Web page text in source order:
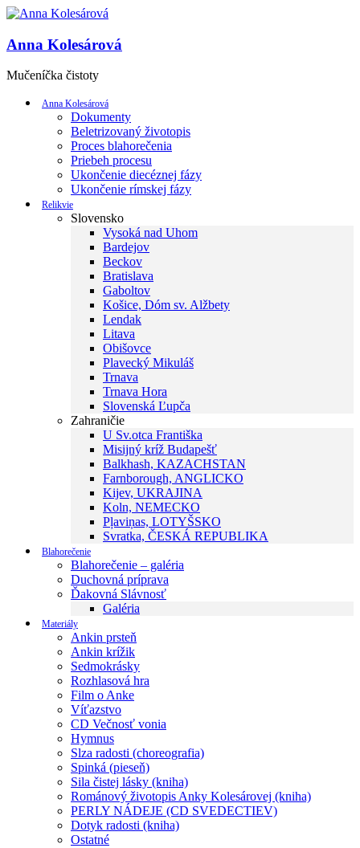
Anna Kolesárová
Mučeníčka čistoty
Anna Kolesárová
Dokumenty
Beletrizovaný životopis
Proces blahorečenia
Priebeh procesu
Ukončenie diecéznej fázy
Ukončenie rímskej fázy
Relikvie
Slovensko
Vysoká nad Uhom
Bardejov
Beckov
Bratislava
Gaboltov
Košice, Dóm sv. Alžbety
Lendak
Litava
Obišovce
Plavecký Mikuláš
Trnava
Trnava Hora
Slovenská Ľupča
Zahraničie
U Sv.otca Františka
Misijný kríž Budapešť
Balkhash, KAZACHSTAN
Farnborough, ANGLICKO
Kijev, UKRAJINA
Koln, NEMECKO
Pļaviņas, LOTYŠSKO
Svratka, ČESKÁ REPUBLIKA
Blahorečenie
Blahorečenie – galéria
Duchovná príprava
Ďakovná Slávnosť
Galéria
Materiály
Ankin prsteň
Ankin krížik
Sedmokrásky
Rozhlasová hra
Film o Anke
Víťazstvo
CD Večnosť vonia
Hymnus
Slza radosti (choreografia)
Spinká (pieseň)
Sila čistej lásky (kniha)
Románový životopis Anky Kolesárovej (kniha)
PERLY NÁDEJE (CD SVEDECTIEV)
Dotyk radosti (kniha)
Ostatné